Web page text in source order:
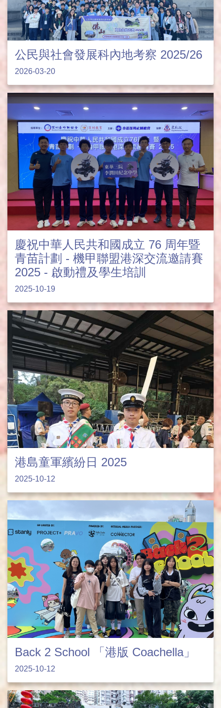
公民與社會發展科內地考察 2025/26
2026-03-20
慶祝中華人民共和國成立 76 周年暨
青苗計劃 - 機甲聯盟港深交流邀請賽
2025 - 啟動禮及學生培訓
2025-10-19
港島童軍繽紛日 2025
2025-10-12
Back 2 School 「港版 Coachella」
2025-10-12